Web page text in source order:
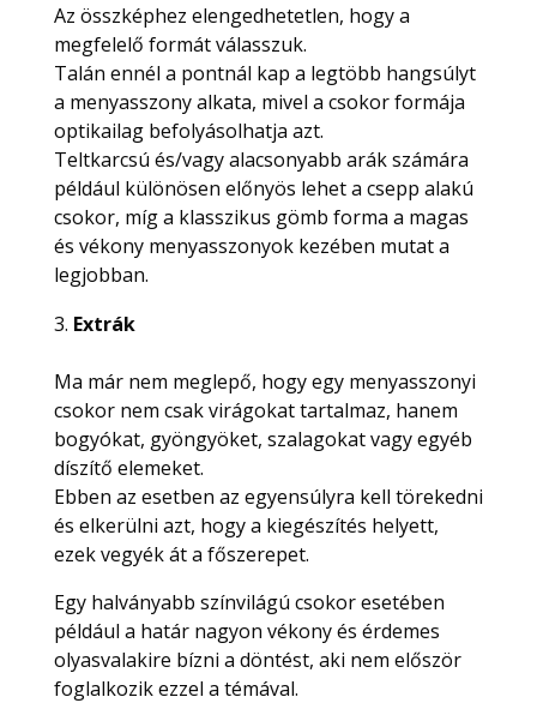
Az összképhez elengedhetetlen, hogy a
megfelelő formát válasszuk.
Talán ennél a pontnál kap a legtöbb hangsúlyt
a menyasszony alkata, mivel a csokor formája
optikailag befolyásolhatja azt.
Teltkarcsú és/vagy alacsonyabb arák számára
például különösen előnyös lehet a csepp alakú
csokor, míg a klasszikus gömb forma a magas
és vékony menyasszonyok kezében mutat a
legjobban.
Extrák
Ma már nem meglepő, hogy egy menyasszonyi
csokor nem csak virágokat tartalmaz, hanem
bogyókat, gyöngyöket, szalagokat vagy egyéb
díszítő elemeket.
Ebben az esetben az egyensúlyra kell törekedni
és elkerülni azt, hogy a kiegészítés helyett,
ezek vegyék át a főszerepet.
Egy halványabb színvilágú csokor esetében
például a határ nagyon vékony és érdemes
olyasvalakire bízni a döntést, aki nem először
foglalkozik ezzel a témával.